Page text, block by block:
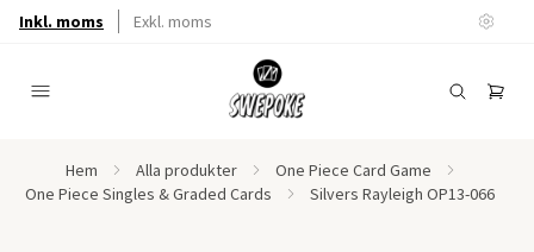
Inkl. moms Exkl. moms
Hem Alla produkter
One Piece Card Game
One Piece Singles & Graded Cards
Silvers Rayleigh OP13-066